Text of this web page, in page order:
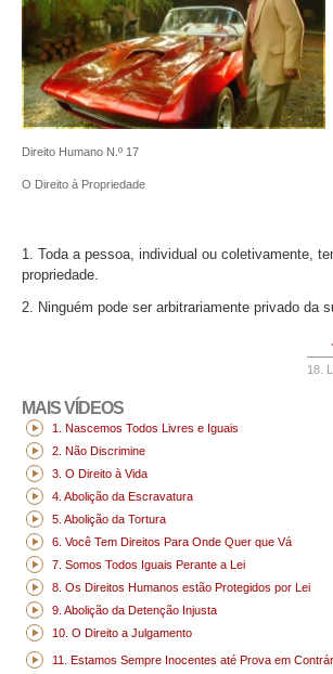
Direito Humano N.º 17
O Direito à Propriedade
1. Toda a pessoa, individual ou coletivamente,
propriedade.
2. Ninguém pode ser arbitrariamente privado da
18.
MAIS VÍDEOS
1. Nascemos Todos Livres e Iguais
2. Não Discrimine
3. O Direito à Vida
4. Abolição da Escravatura
5. Abolição da Tortura
6. Você Tem Direitos Para Onde Quer que Vá
7. Somos Todos Iguais Perante a Lei
8. Os Direitos Humanos estão Protegidos por Lei
9. Abolição da Detenção Injusta
10. O Direito a Julgamento
11. Estamos Sempre Inocentes até Prova em